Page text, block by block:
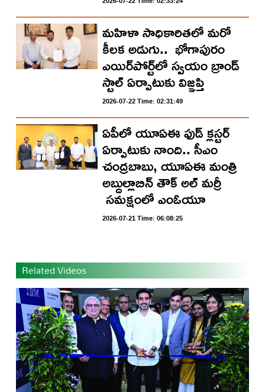
మ‌హిళా సాధికారిత‌లో మ‌రో
కీల‌క అడుగు.. భోగాపురం
ఎయిర్‌పోర్ట్‌లో స్వ‌యం బ్రాండ్
స్టాల్ ఏర్పాటుకు విజ్ఞ‌ప్తి
2026-07-22 Time: 02:31:49
ఏపీలో యూఏఈ ఫుడ్ క్లస్టర్
ఏర్పాటుకు నాంది.. సీఎం
చంద్రబాబు, యూఏఈ మంత్రి
అబ్దుల్లాబిన్ తౌక్ అల్ మర్రీ
సమక్షంలో ఎంఓయూ
2026-07-21 Time: 06:08:25
Related Videos